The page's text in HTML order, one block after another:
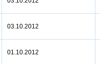
03.10.2012
01.10.2012